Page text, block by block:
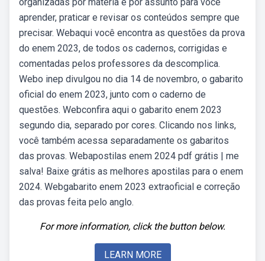
aprender, praticar e revisar os conteúdos sempre que
precisar. Webaqui você encontra as questões da prova
do enem 2023, de todos os cadernos, corrigidas e
comentadas pelos professores da descomplica.
Webo inep divulgou no dia 14 de novembro, o gabarito
oficial do enem 2023, junto com o caderno de
questões. Webconfira aqui o gabarito enem 2023
segundo dia, separado por cores. Clicando nos links,
você também acessa separadamente os gabaritos
das provas. Webapostilas enem 2024 pdf grátis | me
salva! Baixe grátis as melhores apostilas para o enem
2024. Webgabarito enem 2023 extraoficial e correção
das provas feita pelo anglo.
For more information, click the button below.
LEARN MORE